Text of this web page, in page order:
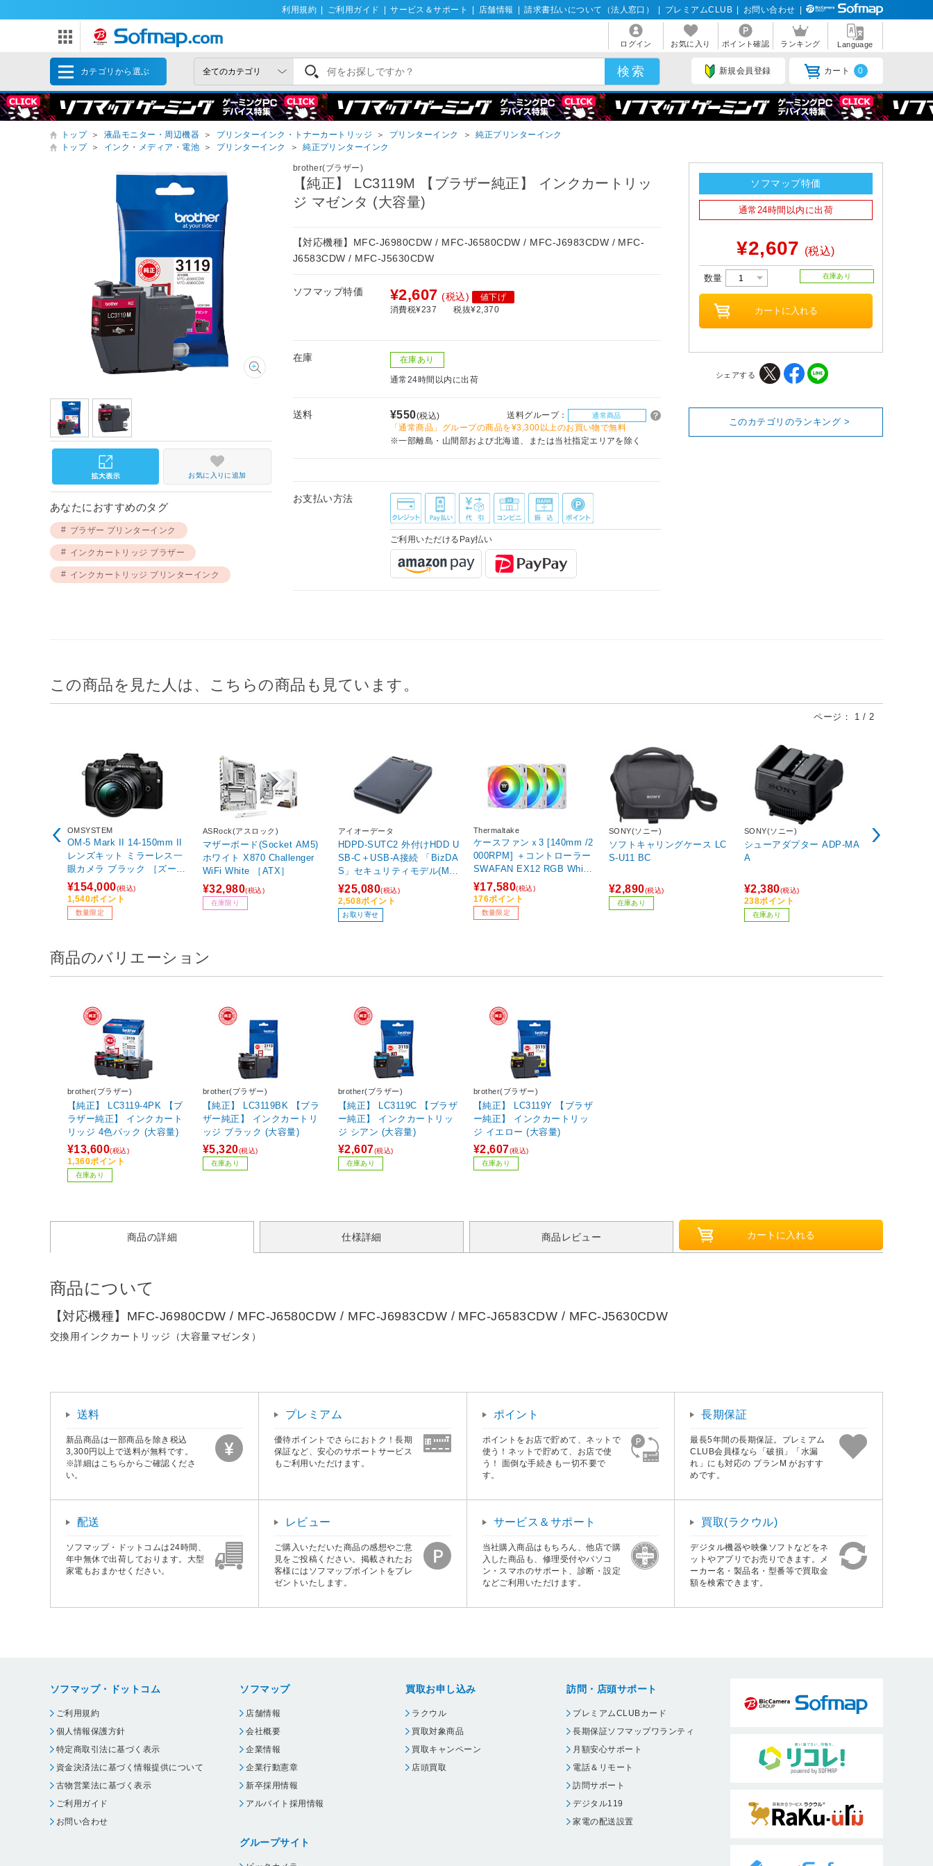
利用規約 ご利用ガイド サービス＆サポート 店舗情報 請求書払いについて（法人窓口） プレミアムCLUB お問い合わせ
ログイン お気に入り ポイント確認 ランキング Language
カテゴリから選ぶ 新規会員登録 カート 0
トップ ＞ 液晶モニター・周辺機器 ＞ プリンターインク・トナーカートリッジ ＞ プリンターインク ＞
純正プリンターインク
トップ
＞ インク・メディア・電池 ＞ プリンターインク ＞ 純正プリンターインク
brother(ブラザー)
【純正】 LC3119M 【ブラザー純正】 インクカートリッ
ジ マゼンタ (大容量)
【対応機種】MFC-J6980CDW / MFC-J6580CDW / MFC-J6983CDW / MFC-
J6583CDW / MFC-J5630CDW
ソフマップ特価 ¥2,607 (税込)
値下げ
消費税¥237
税抜¥2,370
在庫 在庫あり
通常24時間以内に出荷
送料 ¥550(税込) 送料グループ： 通常商品
「通常商品」グループの商品を¥3,300以上のお買い物で無料
※一部離島・山間部および北海道、または当社指定エリアを除く
お支払い方法
ご利用いただけるPay払い
お気に入りに追加
あなたにおすすめのタグ
ブラザー プリンターインク
インクカートリッジ ブラザー
インクカートリッジ プリンターインク
ソフマップ特価
通常24時間以内に出荷
¥2,607 (税込)
数量 在庫あり
シェアする
このカテゴリのランキング >
この商品を見た人は、こちらの商品も見ています。
ページ： 1 / 2
OMSYSTEM
OM-5 Mark II 14-150mm II
レンズキット ミラーレス一
眼カメラ ブラック ［ズーム
レンズ］
¥154,000(税込)
1,540ポイント
数量限定
ASRock(アスロック)
マザーボード(Socket AM5)
ホワイト X870 Challenger
WiFi White ［ATX］
¥32,980(税込)
在庫限り
アイオーデータ
HDPD-SUTC2 外付けHDD U
SB-C＋USB-A接続 「BizDA
S」セキュリティモデル(Ma
c/Windows11対応) ［2TB /
ポータブル型］
¥25,080(税込)
2,508ポイント
お取り寄せ
Thermaltake
ケースファンｘ3 [140mm /2
000RPM] ＋コントローラー
SWAFAN EX12 RGB White
3-Fan Pack ホワイト CL-F1
62-PL14SW-A 【sof001】
¥17,580(税込)
176ポイント
数量限定
SONY(ソニー)
ソフトキャリングケース LC
S-U11 BC
¥2,890(税込)
在庫あり
SONY(ソニー)
シューアダプター ADP-MA
A
¥2,380(税込)
238ポイント
在庫あり
商品のバリエーション
brother(ブラザー)
【純正】 LC3119-4PK 【ブ
ラザー純正】 インクカート
リッジ 4色パック (大容量)
¥13,600(税込)
1,360ポイント
在庫あり
brother(ブラザー)
【純正】 LC3119BK 【ブラ
ザー純正】 インクカートリ
ッジ ブラック (大容量)
¥5,320(税込)
在庫あり
brother(ブラザー)
【純正】 LC3119C 【ブラザ
ー純正】 インクカートリッ
ジ シアン (大容量)
¥2,607(税込)
在庫あり
brother(ブラザー)
【純正】 LC3119Y 【ブラザ
ー純正】 インクカートリッ
ジ イエロー (大容量)
¥2,607(税込)
在庫あり
商品の詳細 仕様詳細 商品レビュー
商品について
【対応機種】MFC-J6980CDW / MFC-J6580CDW / MFC-J6983CDW / MFC-J6583CDW / MFC-J5630CDW
交換用インクカートリッジ（大容量マゼンタ）
送料
新品商品は一部商品を除き税込
3,300円以上で送料が無料です。
※詳細はこちらからご確認くださ
い。
プレミアム
優待ポイントでさらにおトク！長期
保証など、安心のサポートサービス
もご利用いただけます。
ポイント
ポイントをお店で貯めて、ネットで
使う！ネットで貯めて、お店で使
う！ 面倒な手続きも一切不要で
す。
長期保証
最長5年間の長期保証。プレミアム
CLUB会員様なら「破損」「水漏
れ」にも対応の プランM がおすす
めです。
配送
ソフマップ・ドットコムは24時間、
年中無休で出荷しております。大型
家電もおまかせください。
レビュー
ご購入いただいた商品の感想やご意
見をご投稿ください。掲載されたお
客様にはソフマップポイントをプレ
ゼントいたします。
サービス＆サポート
当社購入商品はもちろん、他店で購
入した商品も、修理受付やパソコ
ン・スマホのサポート、診断・設定
などご利用いただけます。
買取(ラクウル)
デジタル機器や映像ソフトなどをネ
ットやアプリでお売りできます。メ
ーカー名・製品名・型番等で買取金
額を検索できます。
ソフマップ・ドットコム
ご利用規約
個人情報保護方針
特定商取引法に基づく表示
資金決済法に基づく情報提供について
古物営業法に基づく表示
ご利用ガイド
お問い合わせ
ソフマップ
店舗情報
会社概要
企業情報
企業行動憲章
新卒採用情報
アルバイト採用情報
グループサイト
買取お申し込み
ラクウル
買取対象商品
買取キャンペーン
店頭買取
訪問・店頭サポート
プレミアムCLUBカード
長期保証ソフマップワランティ
月額安心サポート
電話＆リモート
訪問サポート
デジタル119
家電の配送設置